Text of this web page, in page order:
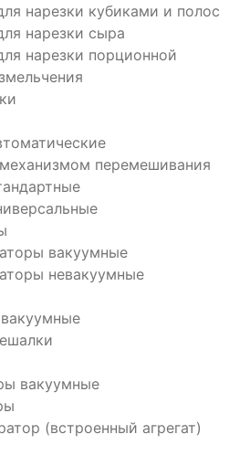
нарезки кубиками и полос
нарезки сыра
нарезки порционной
перемешивания
вакуумные
невакуумные
вакуумные
(встроенный агрегат)